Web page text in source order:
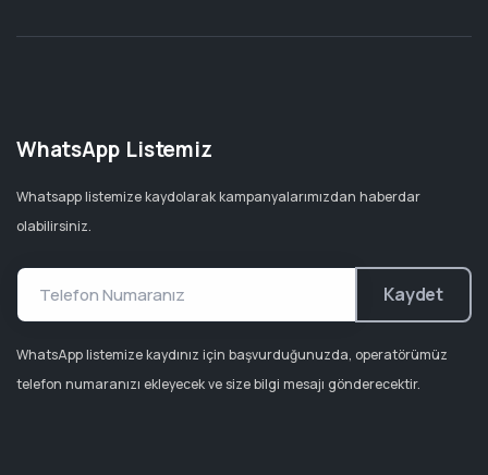
WhatsApp Listemiz
Whatsapp listemize kaydolarak kampanyalarımızdan haberdar
olabilirsiniz.
Kaydet
WhatsApp listemize kaydınız için başvurduğunuzda, operatörümüz
telefon numaranızı ekleyecek ve size bilgi mesajı gönderecektir.